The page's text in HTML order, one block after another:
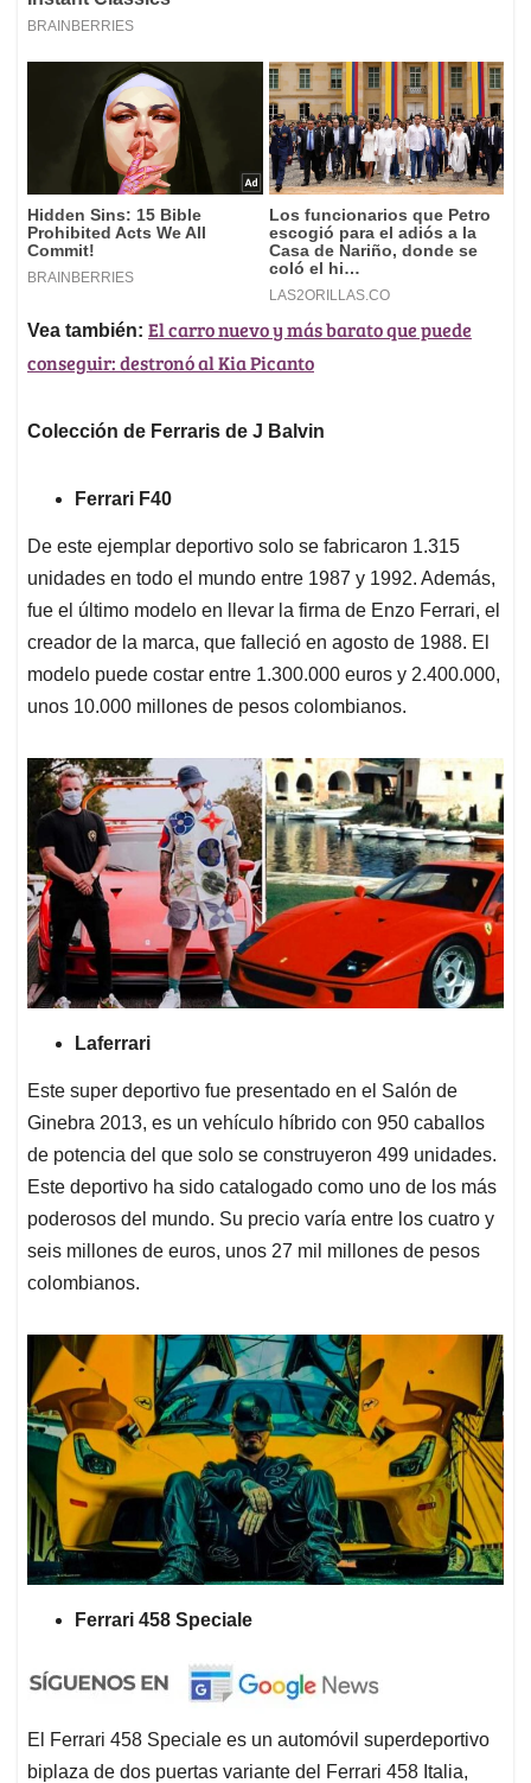
Vea también: El carro nuevo y más barato que puede
conseguir: destronó al Kia Picanto
Colección de Ferraris de J Balvin
Ferrari F40
De este ejemplar deportivo solo se fabricaron 1.315
unidades en todo el mundo entre 1987 y 1992. Además,
fue el último modelo en llevar la firma de Enzo Ferrari, el
creador de la marca, que falleció en agosto de 1988. El
modelo puede costar entre 1.300.000 euros y 2.400.000,
unos 10.000 millones de pesos colombianos.
Laferrari
Este super deportivo fue presentado en el Salón de
Ginebra 2013, es un vehículo híbrido con 950 caballos
de potencia del que solo se construyeron 499 unidades.
Este deportivo ha sido catalogado como uno de los más
poderosos del mundo. Su precio varía entre los cuatro y
seis millones de euros, unos 27 mil millones de pesos
colombianos.
Ferrari 458 Speciale
El Ferrari 458 Speciale es un automóvil superdeportivo
biplaza de dos puertas variante del Ferrari 458 Italia,